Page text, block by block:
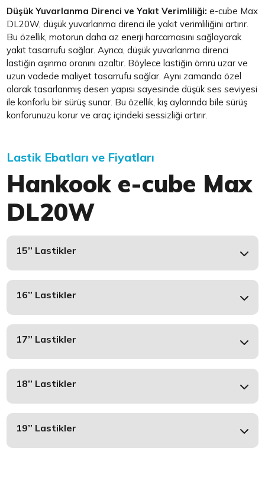
Düşük Yuvarlanma Direnci ve Yakıt Verimliliği:e-cube Max
DL20W, düşük yuvarlanma direnci ile yakıt verimliliğini artırır.
Bu özellik, motorun daha az enerji harcamasını sağlayarak
yakıt tasarrufu sağlar. Ayrıca, düşük yuvarlanma direnci
lastiğin aşınma oranını azaltır. Böylece lastiğin ömrü uzar ve
uzun vadede maliyet tasarrufu sağlar. Aynı zamanda özel
olarak tasarlanmış desen yapısı sayesinde düşük ses seviyesi
ile konforlu bir sürüş sunar. Bu özellik, kış aylarında bile sürüş
konforunuzu korur ve araç içindeki sessizliği artırır.
Lastik Ebatları ve Fiyatları
Hankook e-cube Max
DL20W
15’’ Lastikler
16’’ Lastikler
17’’ Lastikler
18’’ Lastikler
19’’ Lastikler